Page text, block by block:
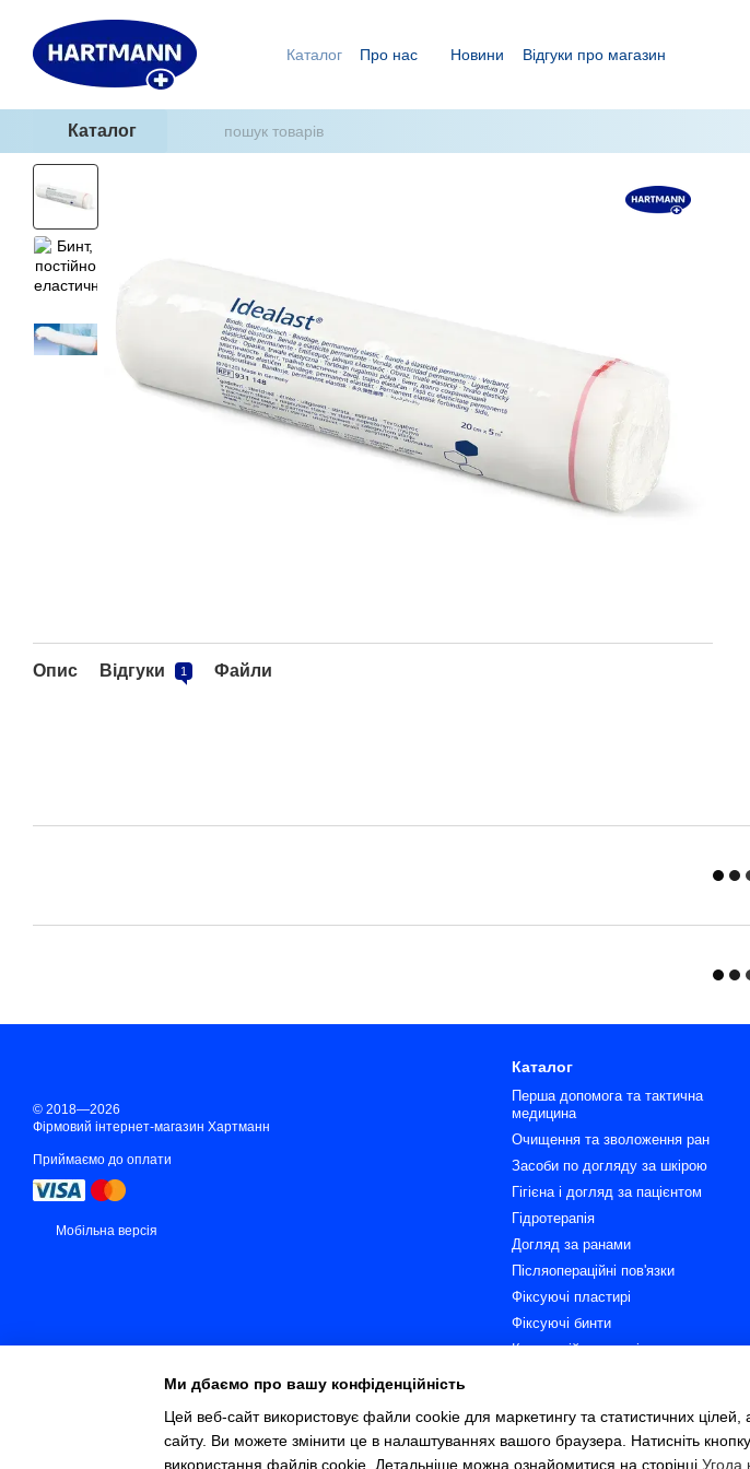
Перейти до основного контенту
Каталог Про нас Новини
Відгуки про магазин
Каталог
Опис Відгуки 1 Файли
© 2018—2026
Фірмовий інтернет-магазин Хартманн
Приймаємо до оплати
Мобільна версія
Каталог
Перша допомога та тактична
медицина
Очищення та зволоження ран
Засоби по догляду за шкірою
Гігієна і догляд за пацієнтом
Гідротерапія
Догляд за ранами
Післяопераційні пов'язки
Фіксуючі пластирі
Фіксуючі бинти
Компресійна терапія та
Діагностика
Ми дбаємо про вашу конфіденційність
Цей веб-сайт використовує файли cookie для маркетингу та статистичних
сайту. Ви можете змінити це в налаштуваннях вашого браузера. Натисніть
використання файлів cookie. Детальніше можна ознайомитися на сторінці Угода